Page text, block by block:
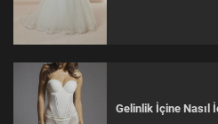
Gelinlik İçine Nasıl